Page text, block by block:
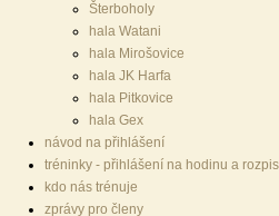
Šterboholy
hala Watani
hala Mirošovice
hala JK Harfa
hala Pitkovice
hala Gex
návod na přihlášení
tréninky - přihlášení na hodinu a rozpis
kdo nás trénuje
zprávy pro členy